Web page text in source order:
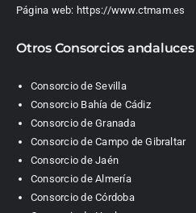
Página web: https://www.ctmam.es
Otros Consorcios andaluces
Consorcio de Sevilla
Consorcio Bahía de Cádiz
Consorcio de Granada
Consorcio de Campo de Gibraltar
Consorcio de Jaén
Consorcio de Almería
Consorcio de Córdoba